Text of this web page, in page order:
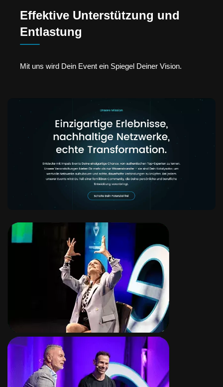
Effektive Unterstützung und
Entlastung
Mit uns wird Dein Event ein Spiegel Deiner Vision.